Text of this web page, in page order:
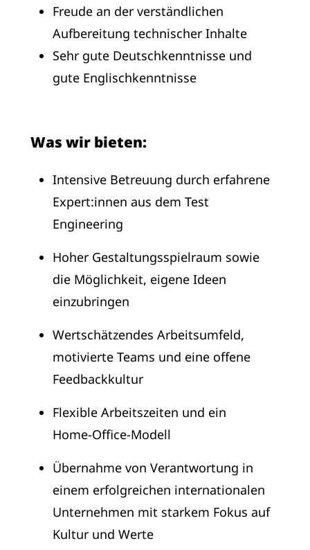
Freude an der verständlichen
Aufbereitung technischer Inhalte
Sehr gute Deutschkenntnisse und
gute Englischkenntnisse
Was wir bieten:
Intensive Betreuung durch erfahrene
Expert:innen aus dem Test
Engineering
Hoher Gestaltungsspielraum sowie
die Möglichkeit, eigene Ideen
einzubringen
Wertschätzendes Arbeitsumfeld,
motivierte Teams und eine offene
Feedbackkultur
Flexible Arbeitszeiten und ein
Home‑Office‑Modell
Übernahme von Verantwortung in
einem erfolgreichen internationalen
Unternehmen mit starkem Fokus auf
Kultur und Werte